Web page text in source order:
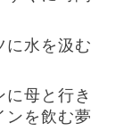
に水を汲む
母と行き
ンを飲む夢